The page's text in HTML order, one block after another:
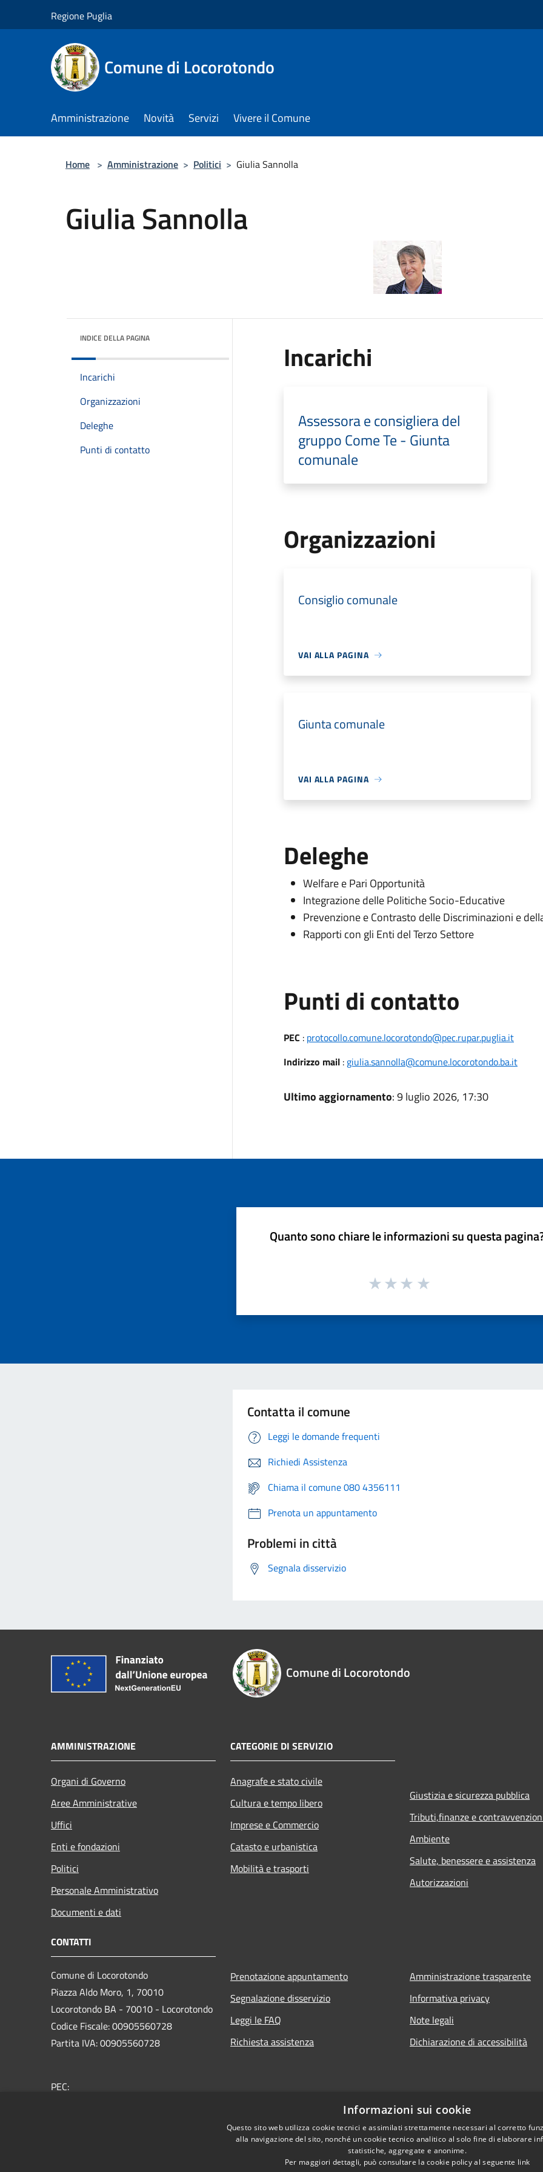
Regione Puglia
Comune di Locorotondo
Amministrazione Novità Servizi Vivere il Comune
Home > Amministrazione > Politici > Giulia Sannolla
Giulia Sannolla
INDICE DELLA PAGINA
Incarichi
Organizzazioni
Deleghe
Punti di contatto
Incarichi
Assessora e consigliera del
gruppo Come Te - Giunta
comunale
Organizzazioni
Consiglio comunale
VAI ALLA PAGINA
Giunta comunale
VAI ALLA PAGINA
Deleghe
Welfare e Pari Opportunità
Integrazione delle Politiche Socio-Educative
Prevenzione e Contrasto delle Discriminazioni e
Rapporti con gli Enti del Terzo Settore
Punti di contatto
PEC : protocollo.comune.locorotondo@pec.rupar.puglia.it
Indirizzo mail: giulia.sannolla@comune.locorotondo.ba.it
Ultimo aggiornamento: 9 luglio 2026, 17:30
Quanto sono chiare le informazioni su questa
Contatta il comune
Leggi le domande frequenti
Richiedi Assistenza
Chiama il comune 080 4356111
Prenota un appuntamento
Problemi in città
Segnala disservizio
Comune di Locorotondo
AMMINISTRAZIONE
Organi di Governo
Aree Amministrative
Uffici
Enti e fondazioni
Politici
Personale Amministrativo
Documenti e dati
CATEGORIE DI SERVIZIO
Anagrafe e stato civile
Cultura e tempo libero
Imprese e Commercio
Catasto e urbanistica
Mobilità e trasporti
Giustizia e sicurezza pubblica
Tributi,finanze e
Ambiente
Salute, benessere e assistenza
Autorizzazioni
CONTATTI
Comune di Locorotondo
Piazza Aldo Moro, 1, 70010
Locorotondo BA - 70010 - Locorotondo
Codice Fiscale: 00905560728
Partita IVA: 00905560728
PEC:
Prenotazione appuntamento
Segnalazione disservizio
Leggi le FAQ
Richiesta assistenza
Amministrazione trasparente
Informativa privacy
Note legali
Dichiarazione di accessibilità
Informazioni sui cookie
Questo sito web utilizza cookie tecnici e assimilati strettamente necessari al corretto
alla navigazione del sito, nonché un cookie tecnico analitico al solo fine di elaborare
statistiche, aggregate e anonime.
Per maggiori dettagli, può consultare la cookie policy al seguente link